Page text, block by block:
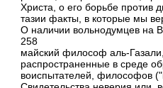
Христа, о его борьбе
тазии факты, в которые мы
О наличии вольнодумцев на
258
майский философ аль-
распространенные в среде
воиспытателей, философов